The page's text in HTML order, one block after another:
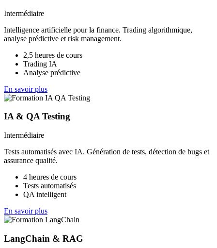
Intermédiaire
Intelligence artificielle pour la finance. Trading algorithmique,
analyse prédictive et risk management.
2,5 heures de cours
Trading IA
Analyse prédictive
En savoir plus
IA & QA Testing
Intermédiaire
Tests automatisés avec IA. Génération de tests, détection de bugs et
assurance qualité.
4 heures de cours
Tests automatisés
QA intelligent
En savoir plus
LangChain & RAG